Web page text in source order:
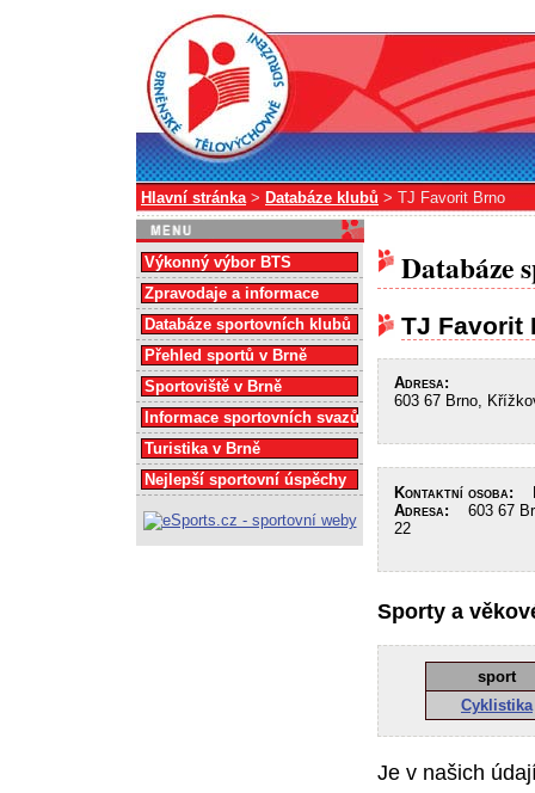
Hlavní stránka> Databáze klubů > TJ Favorit Brno
Databáze
TJ Favorit
Adresa:
603 67 Brno,
Kontaktní osoba:
Adresa: 603 67
22
Sporty a
sport
Cyklistika
Je v našich
Výkonný výbor BTS
Zpravodaje a informace
Databáze sportovních klubů
Přehled sportů v Brně
Sportoviště v Brně
Informace sportovních svazů
Turistika v Brně
Nejlepší sportovní úspěchy